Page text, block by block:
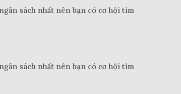
sách nhất nên bạn có cơ hội tìm
sách nhất nên bạn có cơ hội tìm